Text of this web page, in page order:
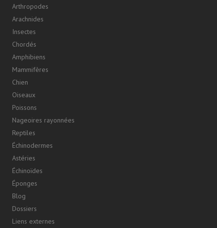
Arthropodes
Arachnides
Insectes
Chordés
Amphibiens
Mammifères
Chien
Oiseaux
Poissons
Nageoires rayonnées
Reptiles
Échinodermes
Astéries
Échinoïdes
Éponges
Blog
Dossiers
Liens externes